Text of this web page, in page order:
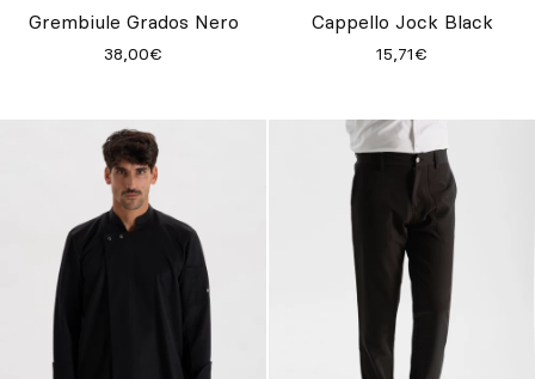
Grembiule Grados Nero
38,00€
Cappello Jock Black
15,71€